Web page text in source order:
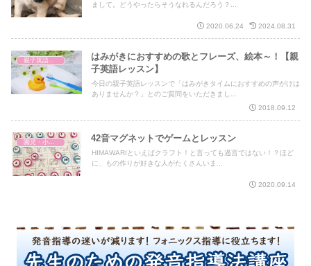
まして。どうやったらそうなれるんだろう？...
2020.06.24 2024.08.31
はみがきにおすすめの歌とフレーズ、絵本～！【親
子英語レッスン】
今日の親子英語レッスンで「はみがきタイムにおすすめの声がけは
ありませんか？」とのご質問をいただきまし...
2018.09.12
42音マグネットでゲームとレッスン
HIMAWARIといえばクラフト！と言っても過言ではない！？ほど
に、もの作りが好きな人がたくさんいま...
2020.09.14